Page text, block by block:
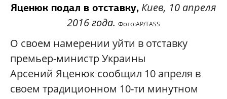
Яценюк подал в отставку, Киев, 10 апреля
2016 года. Фото:AP/TASS
О своем намерении уйти в отставку
премьер-министр Украины
Арсений Яценюк сообщил 10 апреля в
своем традиционном 10-ти минутном